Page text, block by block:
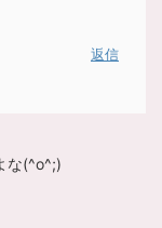
返信
な(^o^;)